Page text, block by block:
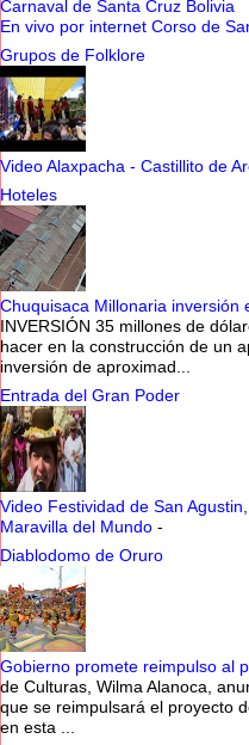
Carnaval de Santa Cruz Bolivia
En vivo por internet Corso de
Grupos de Folklore
Video Alaxpacha - Castillito de
Hoteles
Chuquisaca Millonaria inversión
INVERSIÓN 35 millones de
hacer en la construcción de un
inversión de aproximad...
Entrada del Gran Poder
Video Festividad de San
Maravilla del Mundo -
Diablodomo de Oruro
Gobierno promete reimpulso al
de Culturas, Wilma Alanoca,
que se reimpulsará el proyecto
en esta ...